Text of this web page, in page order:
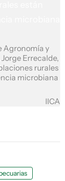
Agronomía y
Errecalde,
rurales
microbiana
IICA